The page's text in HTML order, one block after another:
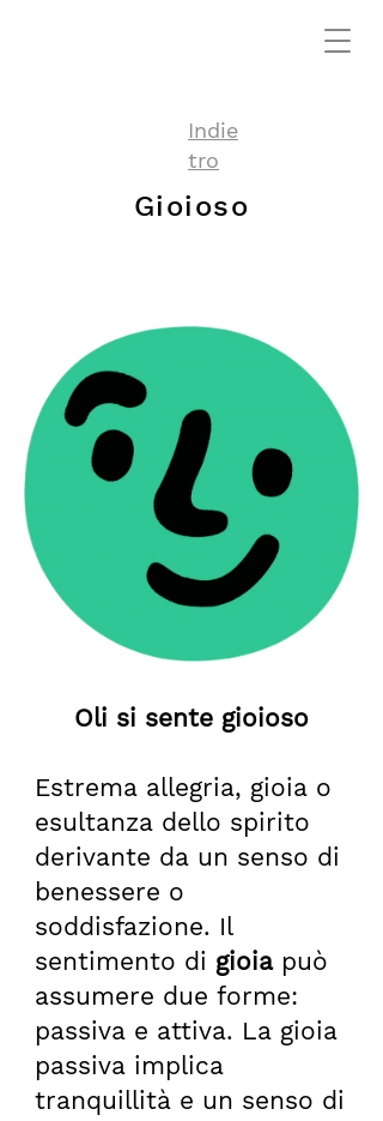
Indie
tro
Gioioso
Oli si sente gioioso
Estrema allegria, gioia o
esultanza dello spirito
derivante da un senso di
benessere o
soddisfazione. Il
sentimento di gioiapuò
assumere due forme:
passiva e attiva. La gioia
passiva implica
tranquillità e un senso di